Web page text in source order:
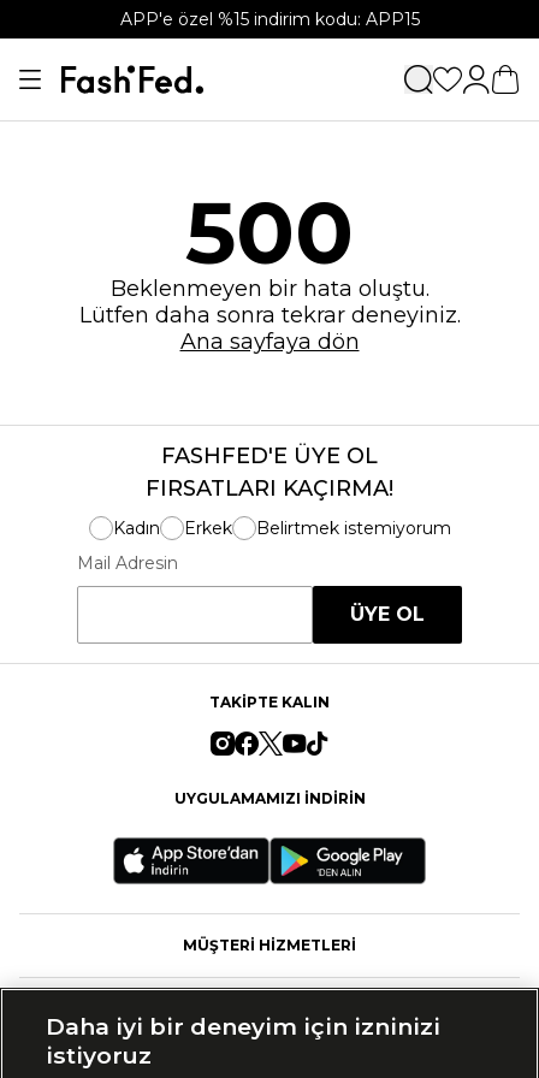
APP'e özel %15 indirim kodu: APP15
500
Beklenmeyen bir hata oluştu.
Lütfen daha sonra tekrar deneyiniz.
Ana sayfaya dön
FASHFED'E ÜYE OL
FIRSATLARI KAÇIRMA!
Kadın Erkek
Belirtmek istemiyorum
Mail Adresin
ÜYE OL
TAKİPTE KALIN
UYGULAMAMIZI İNDİRİN
MÜŞTERİ HİZMETLERİ
Daha iyi bir deneyim için izninizi
istiyoruz